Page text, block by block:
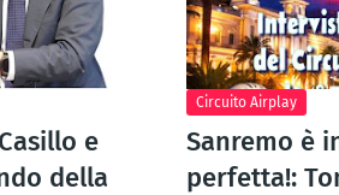
e
della
Circuito Airplay
Sanremo è
perfetta!: